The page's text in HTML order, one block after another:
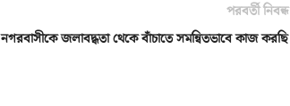
পরবর্তী নিবন্ধ
নগরবাসীকে জলাবদ্ধতা থেকে বাঁচাতে সমন্বিতভাবে কাজ করছি